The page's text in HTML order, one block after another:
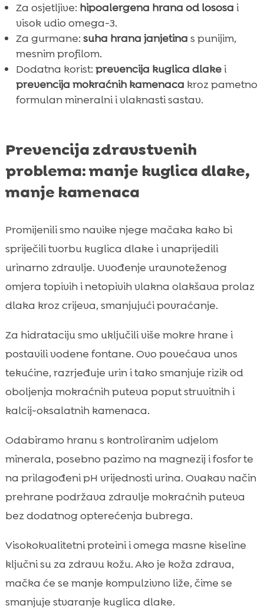
Za osjetljive: hipoalergena hrana od lososa i
visok udio omega-3.
Za gurmane: suha hrana janjetina s punijim,
mesnim profilom.
Dodatna korist: prevencija kuglica dlakei
prevencija mokraćnih kamenaca kroz pametno
formulan mineralni i vlaknasti sastav.
Prevencija zdravstvenih
problema: manje kuglica dlake,
manje kamenaca
Promijenili smo navike njege mačaka kako bi
spriječili tvorbu kuglica dlake i unaprijedili
urinarno zdravlje. Uvođenje uravnoteženog
omjera topivih i netopivih vlakna olakšava prolaz
dlaka kroz crijeva, smanjujući povraćanje.
Za hidrataciju smo uključili više mokre hrane i
postavili vodene fontane. Ovo povećava unos
tekućine, razrjeđuje urin i tako smanjuje rizik od
oboljenja mokraćnih puteva poput struvitnih i
kalcij-oksalatnih kamenaca.
Odabiramo hranu s kontroliranim udjelom
minerala, posebno pazimo na magnezij i fosfor te
na prilagođeni pH vrijednosti urina. Ovakav način
prehrane podržava zdravlje mokraćnih puteva
bez dodatnog opterećenja bubrega.
Visokokvalitetni proteini i omega masne kiseline
ključni su za zdravu kožu. Ako je koža zdrava,
mačka će se manje kompulzivno liže, čime se
smanjuje stvaranje kuglica dlake.